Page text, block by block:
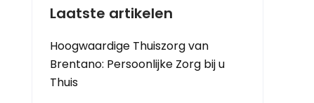
Laatste artikelen
Hoogwaardige Thuiszorg van
Brentano: Persoonlijke Zorg bij u
Thuis